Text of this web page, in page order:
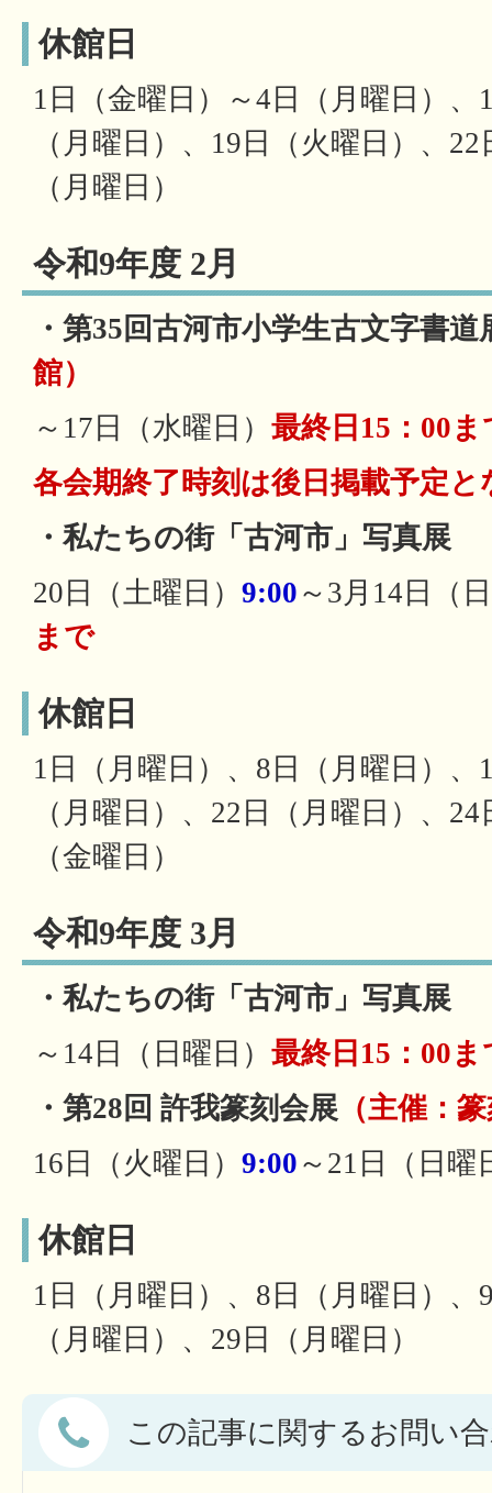
休館日
1日（金曜日）～4日（月曜日）、
（月曜日）、19日（火曜日）、
（月曜日）
令和9年度 2月
・第35回古河市小学生古文字書道
館）
～17日（水曜日） 最終日15：00ま
各会期終了時刻は後日掲載予定と
・私たちの街「古河市」写真展
20日（土曜日） 9:00 ～3月14日（
まで
休館日
1日（月曜日）、8日（月曜日）、
（月曜日）、22日（月曜日）、
（金曜日）
令和9年度 3月
・私たちの街「古河市」写真展
～14日（日曜日） 最終日15：00ま
・第28回 許我篆刻会展 （主催：
16日（火曜日） 9:00 ～21日（日曜
休館日
1日（月曜日）、8日（月曜日）、
（月曜日）、29日（月曜日）
この記事に関するお問い